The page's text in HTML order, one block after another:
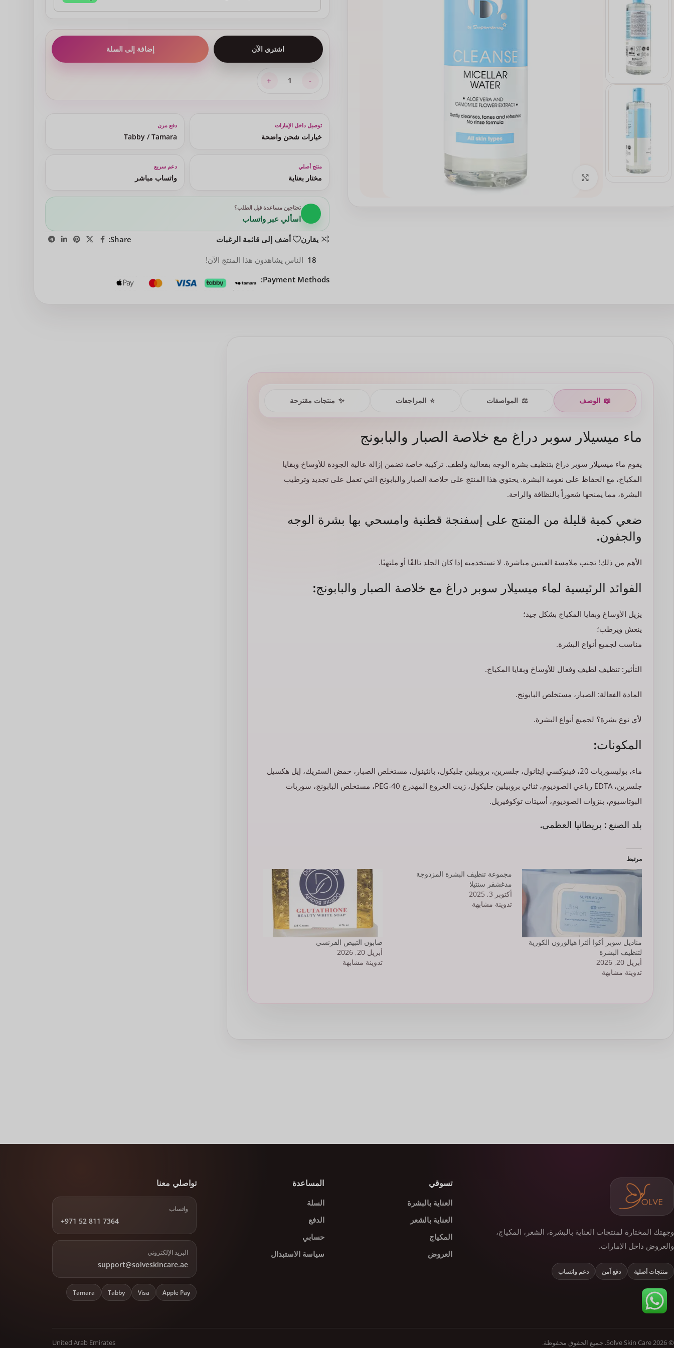
إضافة إلى السلة اشتري الآن
توصيل داخل الإمارات
خيارات شحن واضحة
دفع مرن
Tabby / Tamara
منتج أصلي
مختار بعناية
دعم سريع
واتساب مباشر
تحتاجين مساعدة قبل الطلب؟
اسألي عبر واتساب
يقارن أضف إلى قائمة الرغبات Share:
18 الناس يشاهدون هذا المنتج الآن!
Payment Methods:
📖 الوصف ⚖️ المواصفات ⭐ المراجعات ✨ منتجات مقترحة
ماء ميسيلار سوبر دراغ مع خلاصة الصبار والبابونج
يقوم ماء ميسيلار سوبر دراغ بتنظيف بشرة الوجه بفعالية ولطف. تركيبة خاصة تضمن إزالة عالية الجودة للأوساخ وبقايا
المكياج، مع الحفاظ على نعومة البشرة. يحتوي هذا المنتج على خلاصة الصبار والبابونج التي تعمل على تجديد وترطيب
البشرة، مما يمنحها شعوراً بالنظافة والراحة.
ضعي كمية قليلة من المنتج على إسفنجة قطنية وامسحي بها بشرة الوجه
والجفون.
الأهم من ذلك! تجنب ملامسة العينين مباشرة. لا تستخدميه إذا كان الجلد تالفًا أو ملتهبًا.
الفوائد الرئيسية لماء ميسيلار سوبر دراغ مع خلاصة الصبار والبابونج:
يزيل الأوساخ وبقايا المكياج بشكل جيد؛
ينعش ويرطب؛
مناسب لجميع أنواع البشرة.
التأثير: تنظيف لطيف وفعال للأوساخ وبقايا المكياج.
المادة الفعالة: الصبار، مستخلص البابونج.
لأي نوع بشرة؟ لجميع أنواع البشرة.
المكونات:
ماء، بوليسوربات 20، فينوكسي إيثانول، جلسرين، بروبيلين جليكول، بانثينول، مستخلص الصبار، حمض الستريك، إيل هكسيل
جلسرين، EDTA رباعي الصوديوم، ثنائي بروبيلين جليكول، زيت الخروع المهدرج PEG-40، مستخلص البابونج، سوربات
البوتاسيوم، بنزوات الصوديوم، أسيتات توكوفيريل.
بلد الصنع : بريطانيا العظمى.
مرتبط
مناديل سوبر أكوا ألترا هيالورون الكورية
لتنظيف البشرة
أبريل 20, 2026
تدوينة مشابهة
مجموعة تنظيف البشرة المزدوجة
مدغشقر سنتيلا
أكتوبر 3, 2025
تدوينة مشابهة
صابون التبيض الفرنسي
أبريل 20, 2026
تدوينة مشابهة
وجهتك المختارة لمنتجات العناية بالبشرة، الشعر، المكياج،
والعروض داخل الإمارات.
منتجات أصلية دفع آمن دعم واتساب
تسوقي
العناية بالبشرة
العناية بالشعر
المكياج
العروض
المساعدة
السلة
الدفع
حسابي
سياسة الاستبدال
تواصلي معنا
واتساب
+971 52 811 7364
البريد الإلكتروني
support@solveskincare.ae
Apple Pay
Visa
Tabby
Tamara
© 2026 Solve Skin Care. جميع الحقوق محفوظة. United Arab Emirates